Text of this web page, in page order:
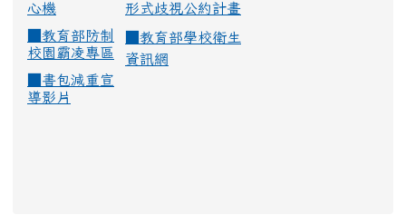
心機
形式歧視公約計畫
教育部防制
校園霸凌專區
教育部學校衛生
資訊網
書包減重宣
導影片